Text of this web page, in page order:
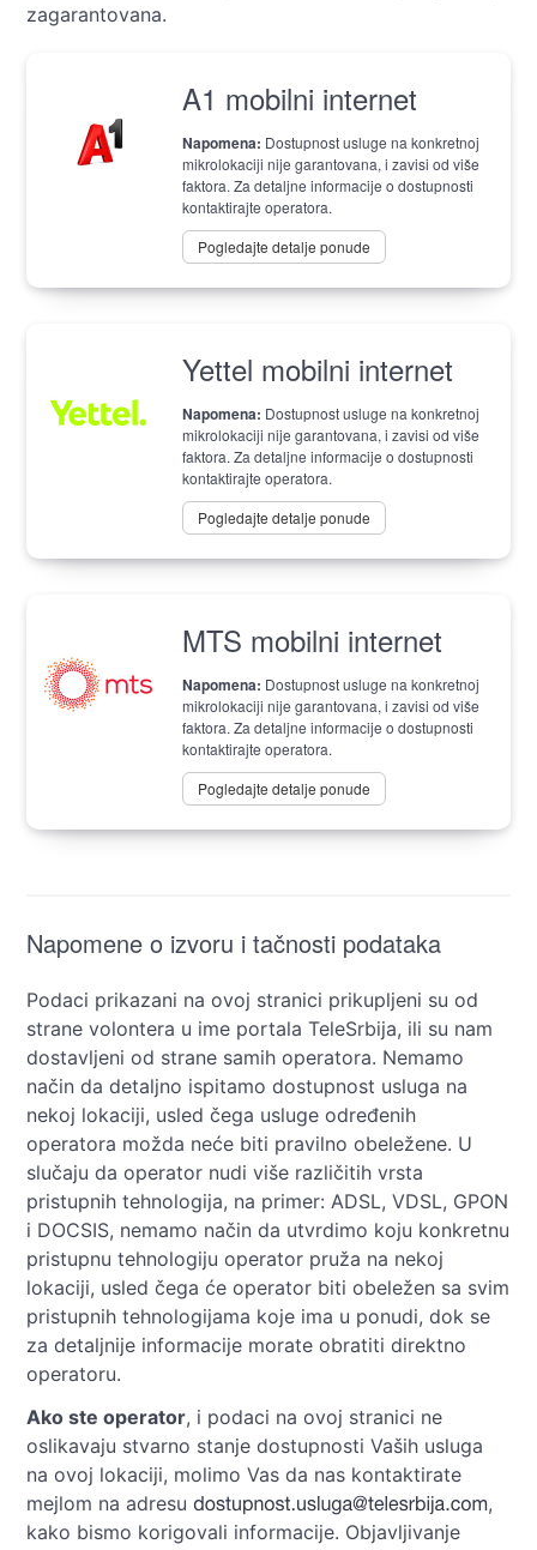
zagarantovana.
A1 mobilni internet
Napomena: Dostupnost usluge na konkretnoj
mikrolokaciji nije garantovana, i zavisi od više
faktora. Za detaljne informacije o dostupnosti
kontaktirajte operatora.
Pogledajte detalje ponude
Yettel mobilni internet
Napomena: Dostupnost usluge na konkretnoj
mikrolokaciji nije garantovana, i zavisi od više
faktora. Za detaljne informacije o dostupnosti
kontaktirajte operatora.
Pogledajte detalje ponude
MTS mobilni internet
Napomena: Dostupnost usluge na konkretnoj
mikrolokaciji nije garantovana, i zavisi od više
faktora. Za detaljne informacije o dostupnosti
kontaktirajte operatora.
Pogledajte detalje ponude
Napomene o izvoru i tačnosti podataka
Podaci prikazani na ovoj stranici prikupljeni su od
strane volontera u ime portala TeleSrbija, ili su nam
dostavljeni od strane samih operatora. Nemamo
način da detaljno ispitamo dostupnost usluga na
nekoj lokaciji, usled čega usluge određenih
operatora možda neće biti pravilno obeležene. U
slučaju da operator nudi više različitih vrsta
pristupnih tehnologija, na primer: ADSL, VDSL, GPON
i DOCSIS, nemamo način da utvrdimo koju konkretnu
pristupnu tehnologiju operator pruža na nekoj
lokaciji, usled čega će operator biti obeležen sa svim
pristupnih tehnologijama koje ima u ponudi, dok se
za detaljnije informacije morate obratiti direktno
operatoru.
Ako ste operator, i podaci na ovoj stranici ne
oslikavaju stvarno stanje dostupnosti Vaših usluga
na ovoj lokaciji, molimo Vas da nas kontaktirate
mejlom na adresu
,
kako bismo korigovali informacije. Objavljivanje